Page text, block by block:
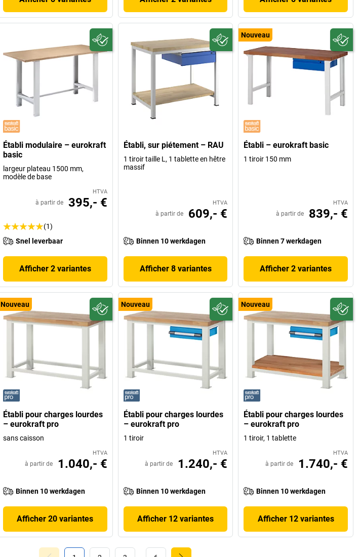
Établi modulaire – eurokraft
basic
largeur plateau 1500 mm,
modèle de base
HTVA
à partir de 395,- €
(1)
Snel leverbaar
Afficher 2 variantes
Établi, sur piétement – RAU
1 tiroir taille L, 1 tablette en hêtre
massif
HTVA
à partir de 609,- €
Binnen 10 werkdagen
Afficher 8 variantes
Nouveau
Établi – eurokraft basic
1 tiroir 150 mm
HTVA
à partir de 839,- €
Binnen 7 werkdagen
Afficher 2 variantes
Nouveau
Établi pour charges lourdes
– eurokraft pro
sans caisson
HTVA
à partir de 1.040,- €
Binnen 10 werkdagen
Afficher 20 variantes
Nouveau
Établi pour charges lourdes
– eurokraft pro
1 tiroir
HTVA
à partir de 1.240,- €
Binnen 10 werkdagen
Afficher 12 variantes
Nouveau
Établi pour charges lourdes
– eurokraft pro
1 tiroir, 1 tablette
HTVA
à partir de 1.740,- €
Binnen 10 werkdagen
Afficher 12 variantes